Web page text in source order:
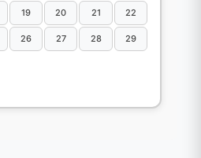
19 20 21 22
26 27 28 29